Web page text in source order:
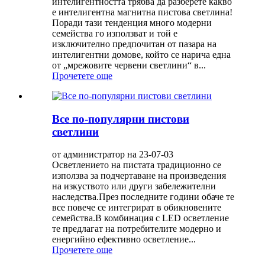
е интелигентна магнитна пистова светлина!
Поради тази тенденция много модерни
семейства го използват и той е
изключително предпочитан от пазара на
интелигентни домове, който се нарича една
от „мрежовите червени светлини“ в...
Прочетете още
Все по-популярни пистови
светлини
от администратор на 23-07-03
Осветлението на пистата традиционно се
използва за подчертаване на произведения
на изкуството или други забележителни
наследства.През последните години обаче те
все повече се интегрират в обикновените
семейства.В комбинация с LED осветление
те предлагат на потребителите модерно и
енергийно ефективно осветление...
Прочетете още